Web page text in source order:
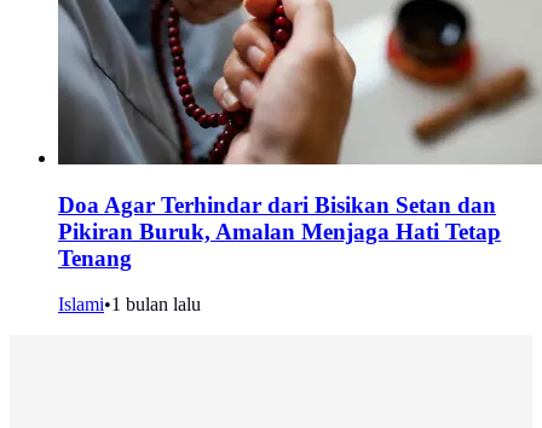
Doa Agar Terhindar dari Bisikan Setan dan
Pikiran Buruk, Amalan Menjaga Hati Tetap
Tenang
Islami•1 bulan lalu